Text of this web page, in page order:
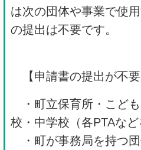
は次の団体や事業で使
の提出は不要です。
【申請書の提出が不要
・町立保育所・こど
校・中学校（各PTAなど
・町が事務局を持つ